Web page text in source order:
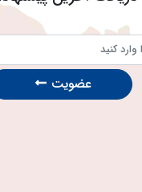
عضویت